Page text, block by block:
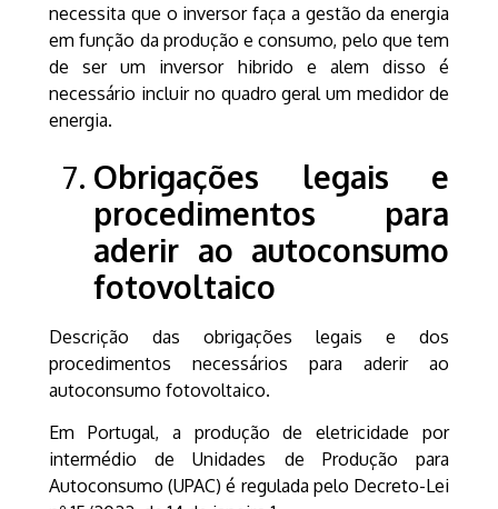
necessita que o inversor faça a gestão da energia
em função da produção e consumo, pelo que tem
de ser um inversor hibrido e alem disso é
necessário incluir no quadro geral um medidor de
energia.
Obrigações legais e
procedimentos para
aderir ao autoconsumo
fotovoltaico
Descrição das obrigações legais e dos
procedimentos necessários para aderir ao
autoconsumo fotovoltaico.
Em Portugal, a produção de eletricidade por
intermédio de Unidades de Produção para
Autoconsumo (UPAC) é regulada pelo Decreto-Lei